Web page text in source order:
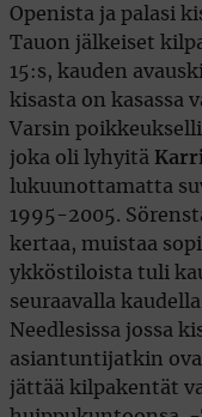
Openista ja palasi
Tauon jälkeiset
15:s, kauden
kisasta on kasassa
Varsin
joka oli lyhyitä
lukuunottamatta
1995-2005.
kertaa, muistaa
ykköstiloista tuli
seuraavalla
Needlesissa jossa
asiantuntijatkin
jättää kilpakentät